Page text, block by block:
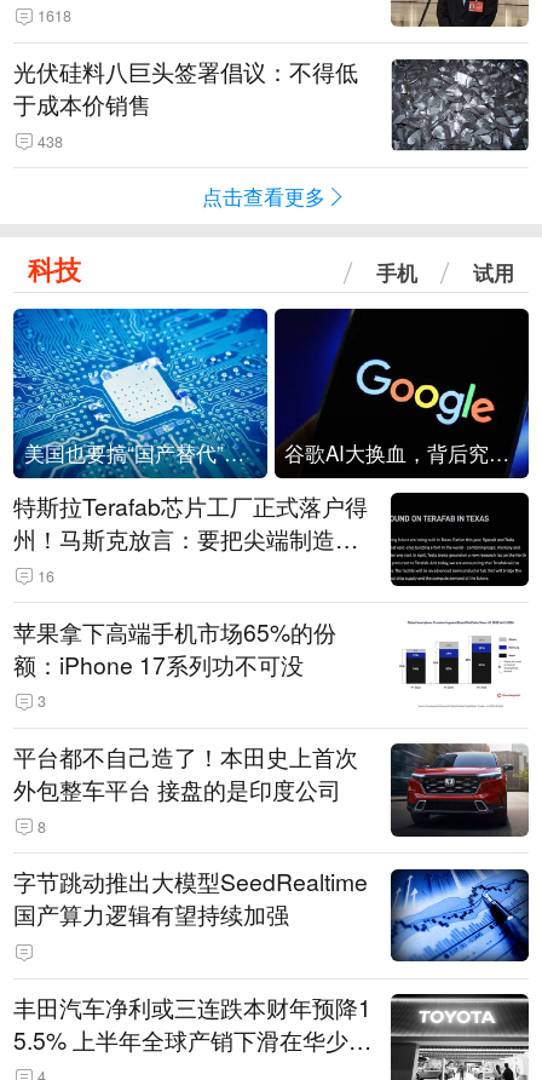
1618
光伏硅料八巨头签署倡议：不得低
于成本价销售
438
点击查看更多
科技 手机 试用
美国也要搞“国产替代”？先算清三笔账 谷歌AI大换血，背后究竟发生了什么？
特斯拉Terafab芯片工厂正式落户得
州！马斯克放言：要把尖端制造带
回美国
16
苹果拿下高端手机市场65%的份
额：iPhone 17系列功不可没
3
平台都不自己造了！本田史上首次
外包整车平台 接盘的是印度公司
8
字节跳动推出大模型SeedRealtime
国产算力逻辑有望持续加强
丰田汽车净利或三连跌本财年预降1
5.5% 上半年全球产销下滑在华少卖
14.3万辆